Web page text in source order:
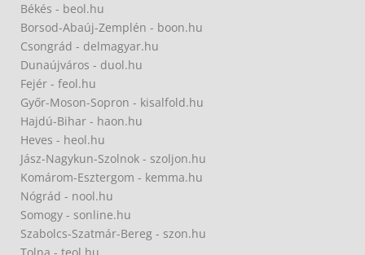
Békés - beol.hu
Borsod-Abaúj-Zemplén - boon.hu
Csongrád - delmagyar.hu
Dunaújváros - duol.hu
Fejér - feol.hu
Győr-Moson-Sopron - kisalfold.hu
Hajdú-Bihar - haon.hu
Heves - heol.hu
Jász-Nagykun-Szolnok - szoljon.hu
Komárom-Esztergom - kemma.hu
Nógrád - nool.hu
Somogy - sonline.hu
Szabolcs-Szatmár-Bereg - szon.hu